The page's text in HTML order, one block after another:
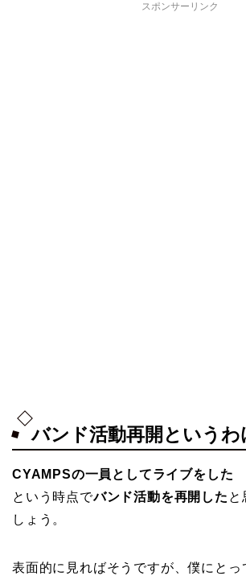
スポンサーリンク
バンド活動再開という
CYAMPSの一員としてライブをした
という時点でバンド活動を再開した と
しょう。
表面的に見ればそうですが、僕にとっ